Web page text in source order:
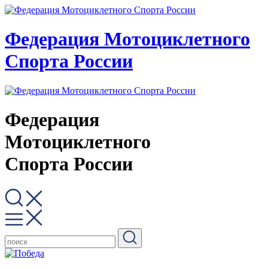
Федерация Мотоциклетного
Спорта России
Федерация
Мотоциклетного
Спорта России